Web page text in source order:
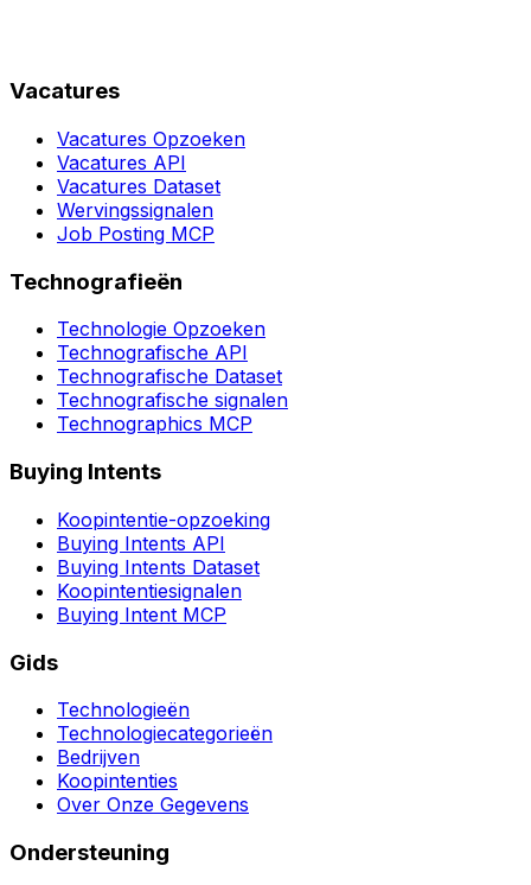
Vacatures
Vacatures Opzoeken
Vacatures API
Vacatures Dataset
Wervingssignalen
Job Posting MCP
Technografieën
Technologie Opzoeken
Technografische API
Technografische Dataset
Technografische signalen
Technographics MCP
Buying Intents
Koopintentie-opzoeking
Buying Intents API
Buying Intents Dataset
Koopintentiesignalen
Buying Intent MCP
Gids
Technologieën
Technologiecategorieën
Bedrijven
Koopintenties
Over Onze Gegevens
Ondersteuning